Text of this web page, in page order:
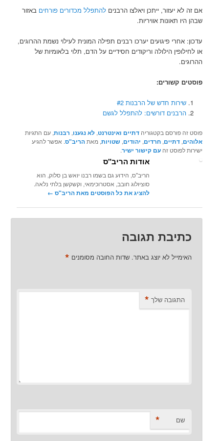
אם זה לא יעזור, ייתכן ויאלצו הרבניםלהתפלל מכדורים פורחים באזור
שבהן היו תאונות אוויריות.
עדכון: אחרי פיגועים יערכו רבנים תפילה המונית לעילוי נשמת ההרוגים,
או לחילופין הילולה וריקודים חסידיים על הדם, תלוי בלאומיות של
ההרוגים.
פוסטים קשורים:
שירות חדש של הרבנות #2
הרבנים דורשים: להתפלל לגשם
פוסט זה פורסם בקטגוריהדתיים ואינטרנט,לא נגענו, רבנות, עם התגיות
אלוהים,דתיים,חרדים, יהודים,שטויות, מאתהריב"ס. אפשר להגיע
ישירות לפוסט זהעם קישור ישיר.
אודות הריב"ס
הריב"ס, הידוע גם בשמו רבנו יואש בן סלוק, הוא
סוציולוג חובב, אסטרוכימאי, וקשקשן בלתי נלאה.
להציג את כל הפוסטים מאת הריב"ס‏ ←
כתיבת תגובה
האימייל לא יוצג באתר. שדות החובה מסומנים *
התגובה שלך *
שם *